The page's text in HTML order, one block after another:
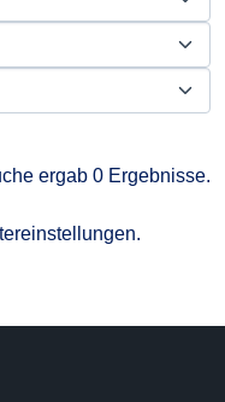
ergab 0 Ergebnisse.